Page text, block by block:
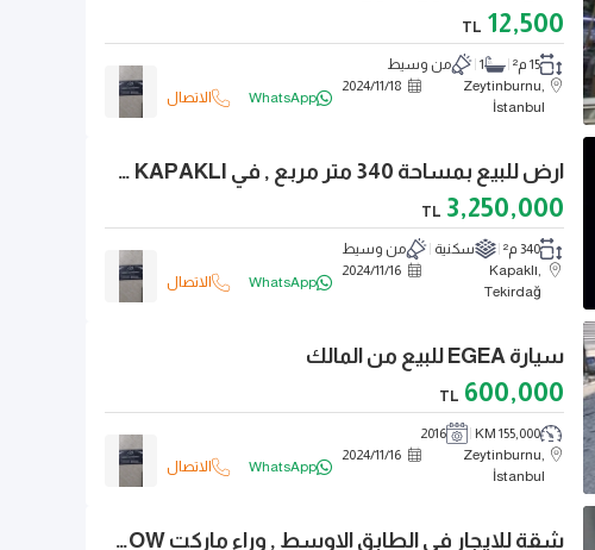
12,500
TL
15 م² 1
من وسيط
Zeytinburnu,
İstanbul
2024/11/18
WhatsApp الاتصال
ارض للبيع بمساحة 340 متر مربع , في TEKIRDAG KAPAKLI
3,250,000
TL
340 م² سكنية
من وسيط
Kapaklı,
Tekirdağ
2024/11/16
WhatsApp الاتصال
سيارة EGEA للبيع من المالك
600,000
TL
155,000 KM
2016
Zeytinburnu,
İstanbul
2024/11/16
WhatsApp الاتصال
شقة للايجار في الطابق الاوسط , وراء ماركت SHOW في VELIEFINDI